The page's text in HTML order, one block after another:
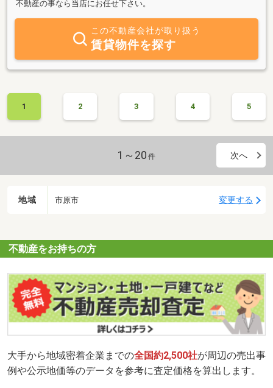
不動産の事なら当店にお任せ下さい。
この不動産会社が取り扱う
賃貸物件を探す
1 2 3 4 5
1～20 件 次へ
地域 市原市 変更する
不動産をお持ちの方
大手から地域密着企業までの全国約2,500社が周辺の売出事
例や公示地価等のデータを参考に査定価格を算出します。